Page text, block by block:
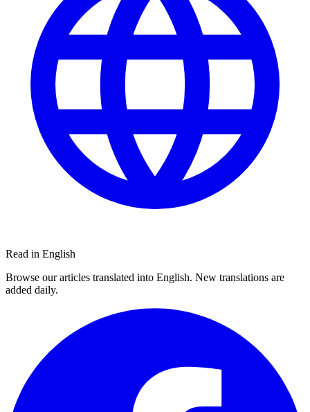
Read in English
Browse our articles translated into English. New translations are
added daily.